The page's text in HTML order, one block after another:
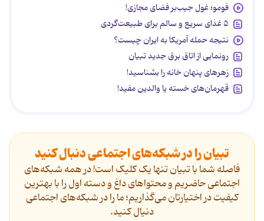
فومو؛ غول جیب‌بر فضای مجازی!
۵ غذای سریع و سالم برای طبیعت‌گردی
نتیجه حمله آمریکا به ایران چیست؟
رونمایی از اتاق برق جدید تبیان
زهرهای پنهان خانه را بشناسید!
قهرمان‌های خسته یا والدین مفید!
تبیان را در شبکه‌های اجتماعی دنبال کنید
فاصله شما با تبیان تنها یک کلیک است! در همه شبکه‌های
اجتماعی حاضریم و محتواهای داغ و دسته اول را با بهترین
کیفیت در اختیارتان می‌گذاریم؛ ما را در شبکه‌های اجتماعی
دنیال کنید.